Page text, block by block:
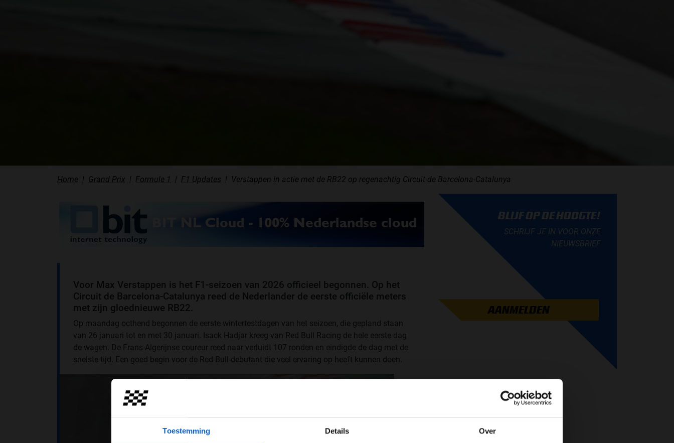
Toestemming Details Over
Home Grand Prix Formule 1 F1 Updates Verstappen in actie met de RB22 op regenachtig Circuit de Barcelona-Catalunya
Voor Max Verstappen is het F1-seizoen van 2026 officieel begonnen. Op het
Circuit de Barcelona-Catalunya reed de Nederlander de eerste officiële meters
met zijn gloednieuwe RB22.
Op maandag octhend begonnen de eerste wintertestdagen van het seizoen, die gepland staan
van 26 januari tot en met 30 januari. Isack Hadjar kreeg van Red Bull Racing de hele eerste dag
de wagen. De Frans-Algerijnse coureur reed naar verluidt 107 ronden en eindigde de dag met de
snelste tijd. Een goed begin voor de Red Bull-debutant die veel ervaring op heeft kunnen doen.
BLIJF OP DE HOOGTE!
SCHRIJF JE IN VOOR ONZE
NIEUWSBRIEF
AANMELDEN